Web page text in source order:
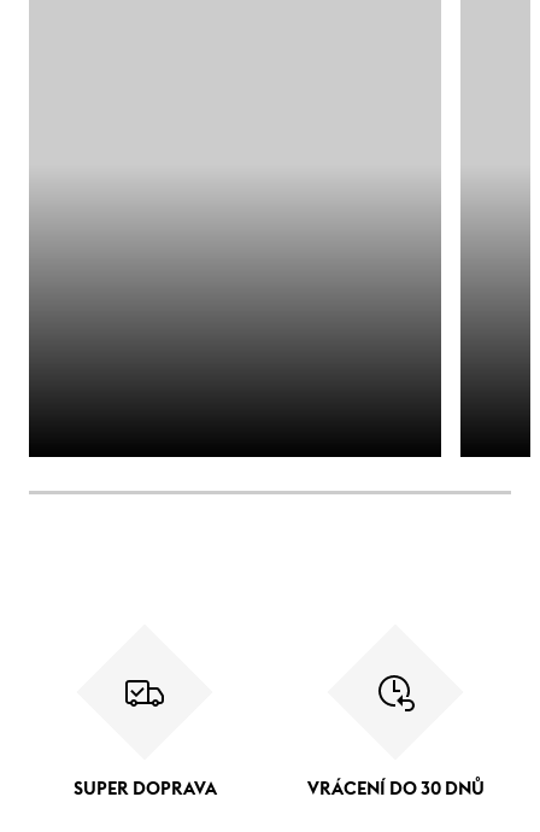
SUPER DOPRAVA VRÁCENÍ DO 30 DNŮ